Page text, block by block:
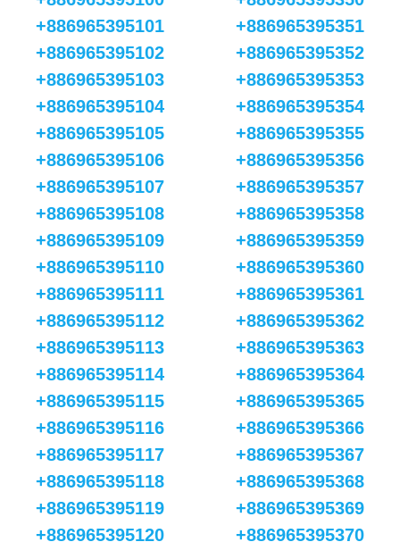
+886965395101
+886965395102
+886965395103
+886965395104
+886965395105
+886965395106
+886965395107
+886965395108
+886965395109
+886965395110
+886965395111
+886965395112
+886965395113
+886965395114
+886965395115
+886965395116
+886965395117
+886965395118
+886965395119
+886965395120
+886965395351
+886965395352
+886965395353
+886965395354
+886965395355
+886965395356
+886965395357
+886965395358
+886965395359
+886965395360
+886965395361
+886965395362
+886965395363
+886965395364
+886965395365
+886965395366
+886965395367
+886965395368
+886965395369
+886965395370